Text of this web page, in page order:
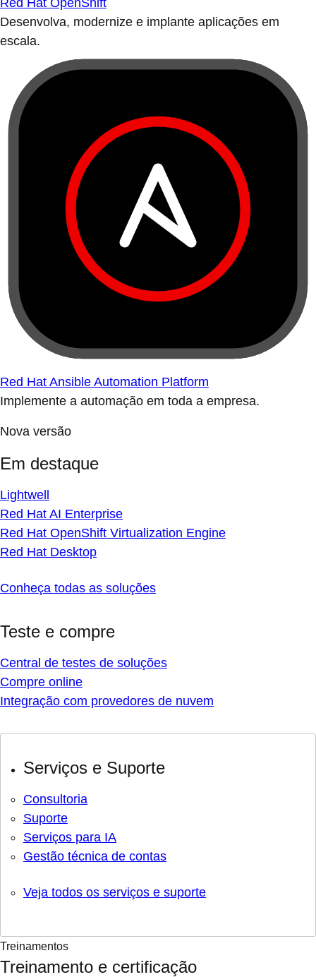
Red Hat OpenShift
Desenvolva, modernize e implante aplicações em
escala.
Red Hat Ansible Automation Platform
Implemente a automação em toda a empresa.
Nova versão
Em destaque
Lightwell
Red Hat AI Enterprise
Red Hat OpenShift Virtualization Engine
Red Hat Desktop
Conheça todas as soluções
Teste e compre
Central de testes de soluções
Compre online
Integração com provedores de nuvem
Serviços e Suporte
Consultoria
Suporte
Serviços para IA
Gestão técnica de contas
Veja todos os serviços e suporte
Treinamentos
Treinamento e certificação